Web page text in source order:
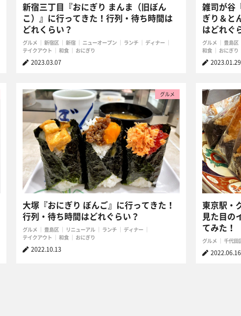
新宿三丁目『おにぎり まんま（旧ぼん
こ）』に行ってきた！行列・待ち時間は
どれくらい？
グルメ 新宿区 新宿 ニューオープン ランチ
ディナー
テイクアウト
和食 おにぎり
2023.03.07
雑司が谷
ぎり＆と
はどれぐ
グルメ 豊島区
和食
おにぎり
2023.01.29
グルメ
大塚『おにぎり ぼんご』に行ってきた！
行列・待ち時間はどれぐらい？
グルメ 豊島区 リニューアル ランチ
ディナー
テイクアウト
和食 おにぎり
2022.10.13
東京駅・
見た目の
てみた！
グルメ 千代田
2022.06.16